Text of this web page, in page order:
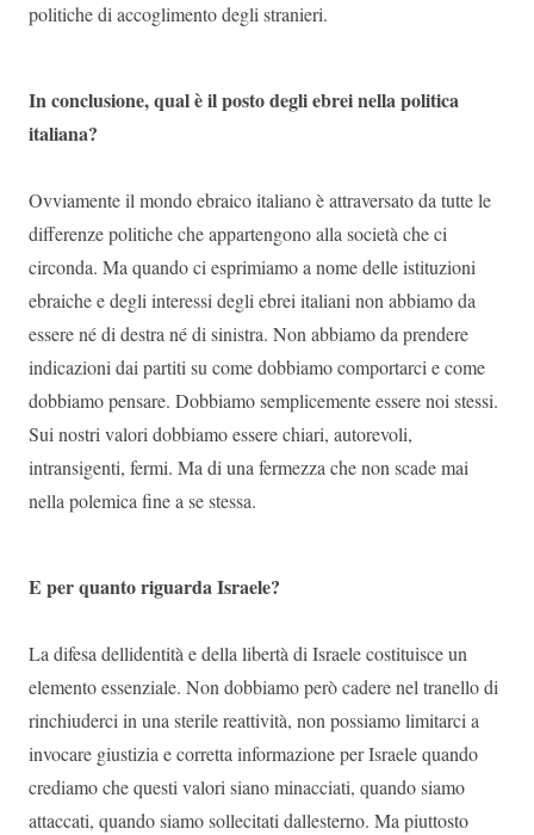
politiche di accoglimento degli stranieri.
In conclusione, qual è il posto degli ebrei nella politica
italiana?
Ovviamente il mondo ebraico italiano è attraversato da tutte le
differenze politiche che appartengono alla società che ci
circonda. Ma quando ci esprimiamo a nome delle istituzioni
ebraiche e degli interessi degli ebrei italiani non abbiamo da
essere né di destra né di sinistra. Non abbiamo da prendere
indicazioni dai partiti su come dobbiamo comportarci e come
dobbiamo pensare. Dobbiamo semplicemente essere noi stessi.
Sui nostri valori dobbiamo essere chiari, autorevoli,
intransigenti, fermi. Ma di una fermezza che non scade mai
nella polemica fine a se stessa.
E per quanto riguarda Israele?
La difesa dellidentità e della libertà di Israele costituisce un
elemento essenziale. Non dobbiamo però cadere nel tranello di
rinchiuderci in una sterile reattività, non possiamo limitarci a
invocare giustizia e corretta informazione per Israele quando
crediamo che questi valori siano minacciati, quando siamo
attaccati, quando siamo sollecitati dallesterno. Ma piuttosto